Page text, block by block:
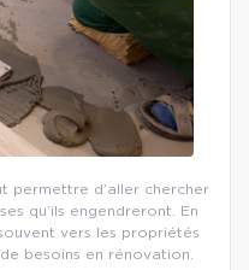
permettre d’aller chercher
qu’ils engendreront. En
vers les propriétés
besoins en rénovation.